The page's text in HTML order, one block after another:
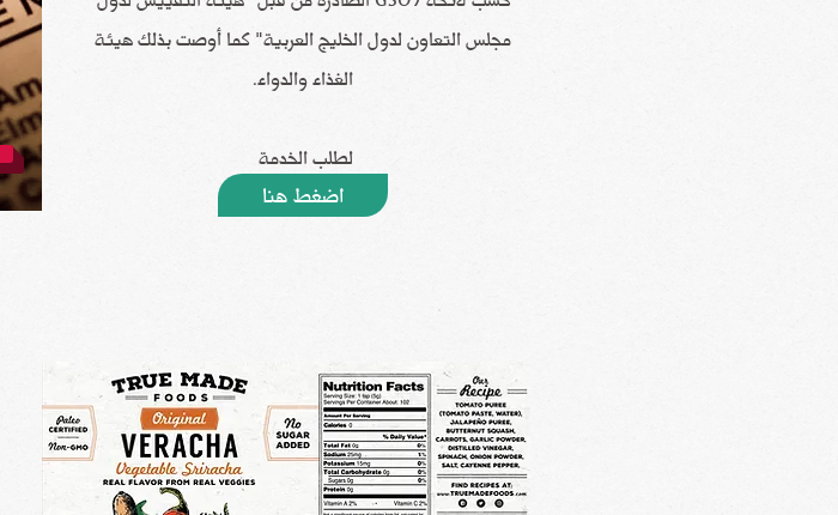
مجلس التعاون لدول الخليج العربية" كما أوصت بذلك هيئة
الغذاء والدواء.
لطلب الخدمة
اضغط هنا
100 SR